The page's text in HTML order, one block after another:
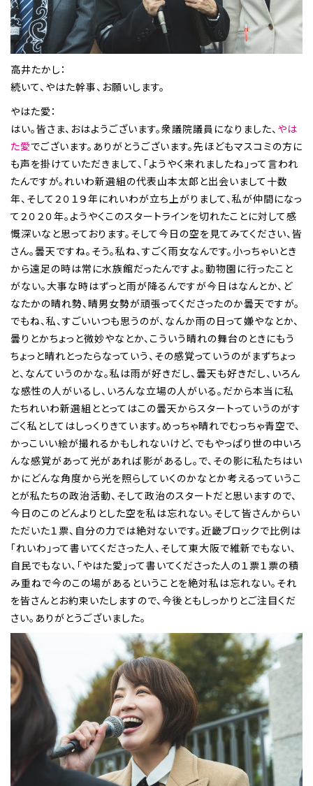
高井たかし：
続いて、やはた幹事、お願いします。
やはた愛：
はい。皆さま、おはようございます。衆議院議員になりました、 やは
た愛でございます。ありがとうございます。先ほどもマスコミの方に
も声を掛けていただきまして、「ようやく来れましたね」って言われ
たんですが。れいわ新選組の代表山本太郎と出会いまして十数
年、そして２０１９年にれいわが立ち上がりまして、私が仲間になっ
て２０２０年。ようやくこのスタートラインを切れたことに対して感
慨深いなと思っております。そして今日の空を見てみてください、皆
さん。曇天ですね。そう。私ね、すごく雨女なんです。小っちゃいとき
から遠足の時は常に水族館だったんですよ。動物園に行ったこと
がない。大事な時はずっと雨が降るんですが今日はなんとか、ど
なたかの晴れ勢、晴男女勢が頑張ってくださったのか曇天ですが。
でもね、私、すごいいつも思うのが、なんか雨の日って嫌やなとか、
曇りとかちょっと微妙やなとか、こういう晴れの舞台のときにもう
ちょっと晴れとったらなっていう、その感覚っていうのがまずちょっ
と、なんていうのかな。私は雨が好きだし、曇天も好きだし、いろん
な感性の人がいるし、いろんな立場の人がいる。だから本当に私
たちれいわ新選組ととってはこの曇天からスタートっていうのがす
ごく私としてはしっくりきています。めっちゃ晴れでむっちゃ青空で、
かっこいい絵が撮れるかもしれないけど、でもやっぱり世の中いろ
んな感覚があって光があれば影があるし。で、その影に私たちはい
かにどんな角度から光を照らしていくのかなとか考えるっていうこ
とが私たちの政治活動、そして政治のスタートだと思いますので、
今日のこのどんよりとした空を私は忘れない。そして皆さんからい
ただいた１票、自分の力では絶対ないです。近畿ブロックで比例は
「れいわ」って書いてくださった人、そして東大阪で維新でもない、
自民でもない、「やはた愛」って書いてくださった人の１票１票の積
み重ねで今のこの場があるということを絶対私は忘れない。それ
を皆さんとお約束いたしますので、今後ともしっかりとご注目くだ
さい。ありがとうございました。